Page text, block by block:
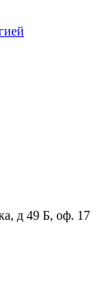
д 49 Б, оф. 17